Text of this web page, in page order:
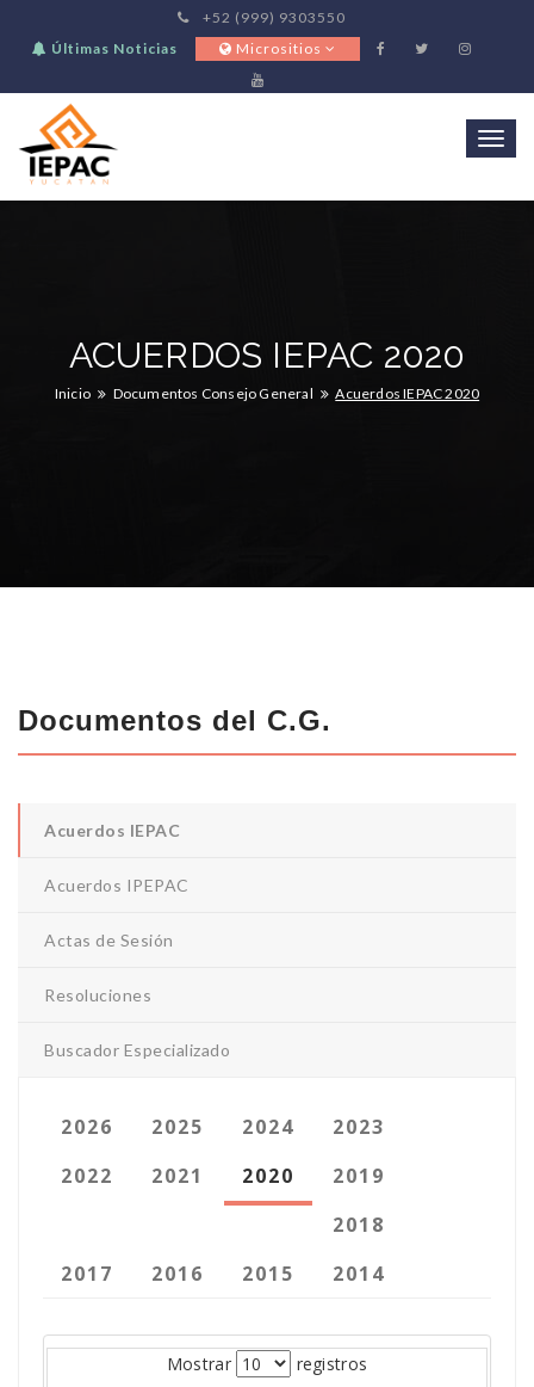
+52 (999) 9303550
Últimas Noticias
Micrositios
ACUERDOS IEPAC 2020
Inicio Documentos Consejo General Acuerdos IEPAC 2020
Documentos del C.G.
Acuerdos IEPAC
Acuerdos IPEPAC
Actas de Sesión
Resoluciones
Buscador Especializado
2026 2025 2024
2023
2022
2021 2020
2019
2018
2017
2016 2015 2014
Mostrar registros